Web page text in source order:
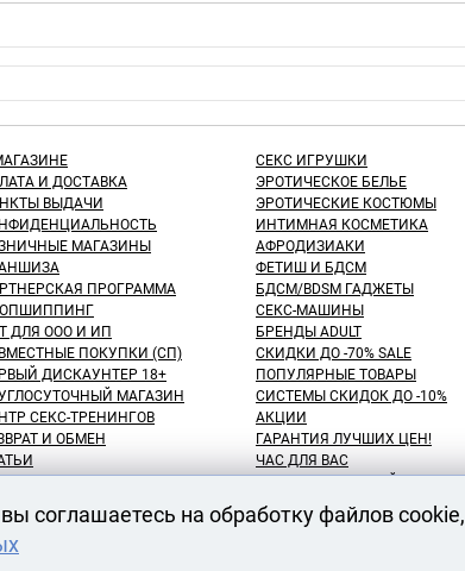
И ДОСТАВКА
ВЫДАЧИ
МАГАЗИНЫ
ПРОГРАММА
ДЛЯ ООО И ИП
ПОКУПКИ (СП)
ДИСКАУНТЕР 18+
МАГАЗИН
СЕКС-ТРЕНИНГОВ
И ОБМЕН
ТОВАРОВ
СЕКС ИГРУШКИ
ЭРОТИЧЕСКОЕ БЕЛЬЕ
ЭРОТИЧЕСКИЕ КОСТЮМЫ
ИНТИМНАЯ КОСМЕТИКА
АФРОДИЗИАКИ
ФЕТИШ И БДСМ
БДСМ/BDSM ГАДЖЕТЫ
СЕКС-МАШИНЫ
БРЕНДЫ ADULT
СКИДКИ ДО -70% SALE
ПОПУЛЯРНЫЕ ТОВАРЫ
СИСТЕМЫ СКИДОК ДО -10%
АКЦИИ
ГАРАНТИЯ ЛУЧШИХ ЦЕН!
ЧАС ДЛЯ ВАС
100 БОНУСНЫХ РУБЛЕЙ!
ОТЛОЖЕННЫЕ ТОВАРЫ
соглашаетесь на обработку файлов cookie,